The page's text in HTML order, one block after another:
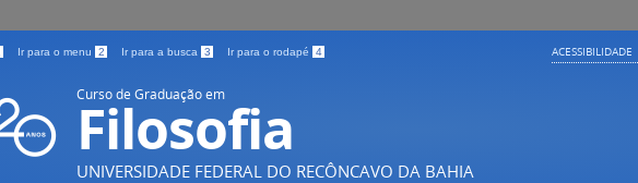
Ir para o menu 2 Ir para a busca 3 Ir para o rodapé 4 ACESSIBILIDADE
Curso de Graduação em
Filosofia
UNIVERSIDADE FEDERAL DO RECÔNCAVO DA BAHIA